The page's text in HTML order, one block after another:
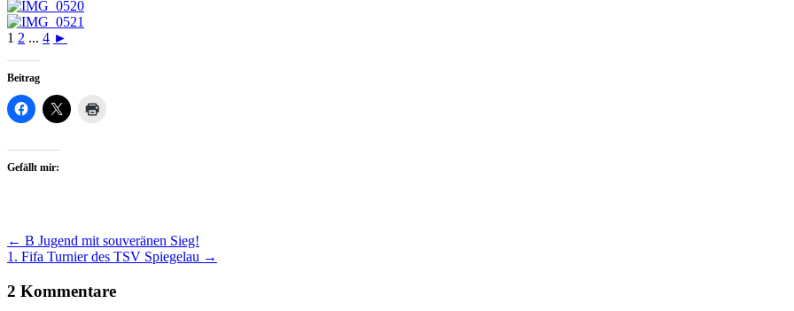
1 2 ... 4 ►
Beitrag
Gefällt mir:
Artikel-
Navigation
← B Jugend mit souveränen Sieg!
1. Fifa Turnier des TSV Spiegelau →
2 Kommentare